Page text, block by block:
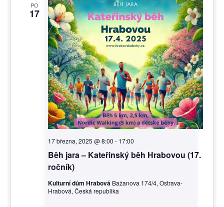
PO
17
Běh jara – Kateřinský běh Hrabovou (17.
ročník)
17 března, 2025 @ 8:00 - 17:00
Kulturní dům Hrabová Bažanova 174/4, Ostrava-
Hrabová, Česká republika